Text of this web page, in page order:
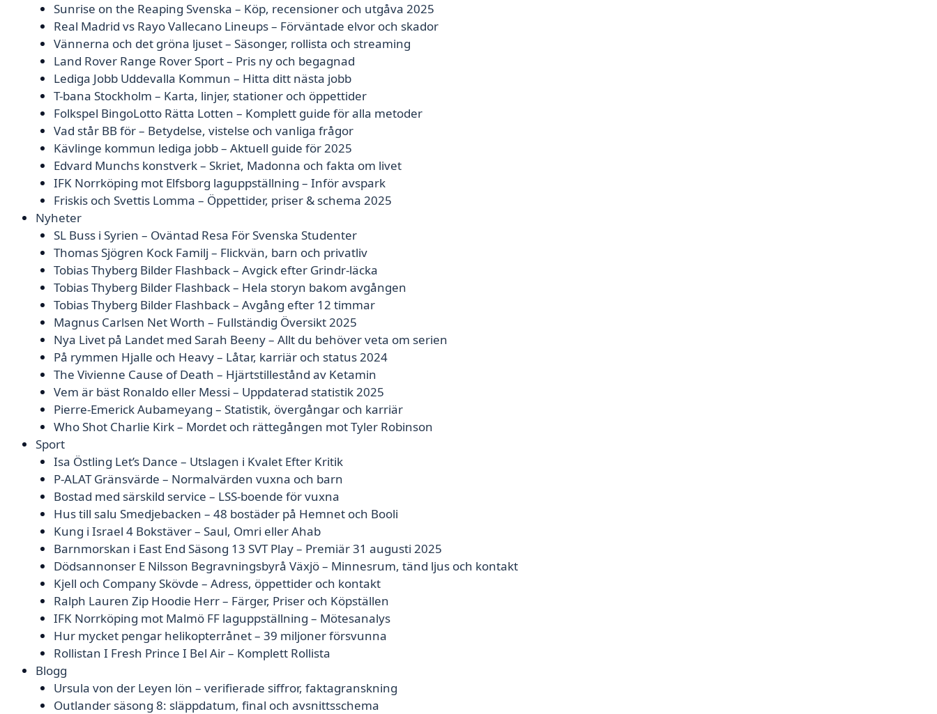
Sunrise on the Reaping Svenska – Köp, recensioner och utgåva 2025
Real Madrid vs Rayo Vallecano Lineups – Förväntade elvor och skador
Vännerna och det gröna ljuset – Säsonger, rollista och streaming
Land Rover Range Rover Sport – Pris ny och begagnad
Lediga Jobb Uddevalla Kommun – Hitta ditt nästa jobb
T-bana Stockholm – Karta, linjer, stationer och öppettider
Folkspel BingoLotto Rätta Lotten – Komplett guide för alla metoder
Vad står BB för – Betydelse, vistelse och vanliga frågor
Kävlinge kommun lediga jobb – Aktuell guide för 2025
Edvard Munchs konstverk – Skriet, Madonna och fakta om livet
IFK Norrköping mot Elfsborg laguppställning – Inför avspark
Friskis och Svettis Lomma – Öppettider, priser & schema 2025
Nyheter
SL Buss i Syrien – Oväntad Resa För Svenska Studenter
Thomas Sjögren Kock Familj – Flickvän, barn och privatliv
Tobias Thyberg Bilder Flashback – Avgick efter Grindr-läcka
Tobias Thyberg Bilder Flashback – Hela storyn bakom avgången
Tobias Thyberg Bilder Flashback – Avgång efter 12 timmar
Magnus Carlsen Net Worth – Fullständig Översikt 2025
Nya Livet på Landet med Sarah Beeny – Allt du behöver veta om serien
På rymmen Hjalle och Heavy – Låtar, karriär och status 2024
The Vivienne Cause of Death – Hjärtstillestånd av Ketamin
Vem är bäst Ronaldo eller Messi – Uppdaterad statistik 2025
Pierre-Emerick Aubameyang – Statistik, övergångar och karriär
Who Shot Charlie Kirk – Mordet och rättegången mot Tyler Robinson
Sport
Isa Östling Let’s Dance – Utslagen i Kvalet Efter Kritik
P-ALAT Gränsvärde – Normalvärden vuxna och barn
Bostad med särskild service – LSS-boende för vuxna
Hus till salu Smedjebacken – 48 bostäder på Hemnet och Booli
Kung i Israel 4 Bokstäver – Saul, Omri eller Ahab
Barnmorskan i East End Säsong 13 SVT Play – Premiär 31 augusti 2025
Dödsannonser E Nilsson Begravningsbyrå Växjö – Minnesrum, tänd ljus och kontakt
Kjell och Company Skövde – Adress, öppettider och kontakt
Ralph Lauren Zip Hoodie Herr – Färger, Priser och Köpställen
IFK Norrköping mot Malmö FF laguppställning – Mötesanalys
Hur mycket pengar helikopterrånet – 39 miljoner försvunna
Rollistan I Fresh Prince I Bel Air – Komplett Rollista
Blogg
Ursula von der Leyen lön – verifierade siffror, faktagranskning
Outlander säsong 8: släppdatum, final och avsnittsschema